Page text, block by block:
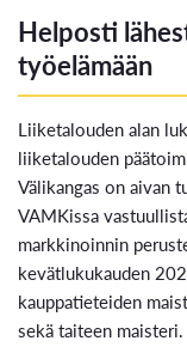
Helposti
työelämään
Liiketalouden alan
liiketalouden
Välikangas on aivan
VAMKissa
markkinoinnin
kevätlukukauden
kauppatieteiden
sekä taiteen maisteri.